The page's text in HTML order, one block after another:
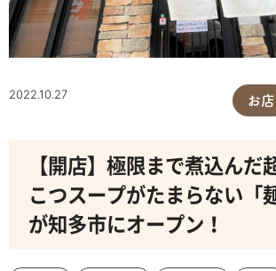
2022.10.27 お店
【開店】極限まで煮込んだ
こつスープがたまらない「
が知多市にオープン！